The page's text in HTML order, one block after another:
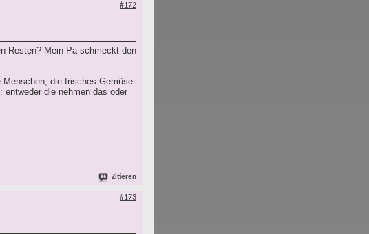
#172
Resten? Mein Pa schmeckt den
die frisches Gemüse
die nehmen das oder
Zitieren
#173